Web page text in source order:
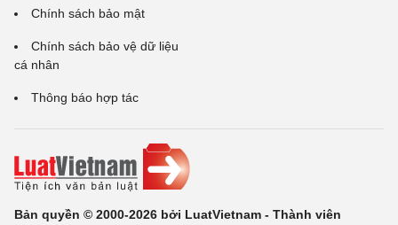
Chính sách bảo mật
Chính sách bảo vệ dữ liệu
cá nhân
Thông báo hợp tác
Bản quyền © 2000-2026 bởi LuatVietnam - Thành viên